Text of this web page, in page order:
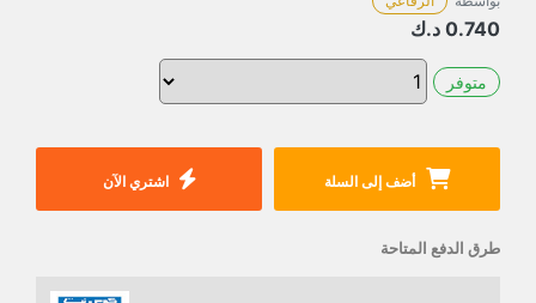
0.740 د.ك
متوفر
أضف إلى السلة اشتري الآن
طرق الدفع المتاحة